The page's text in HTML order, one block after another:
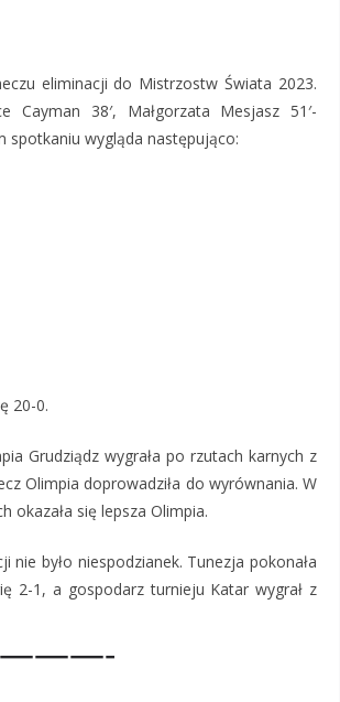
eliminacji do Mistrzostw Świata 2023.
Cayman 38′, Małgorzata Mesjasz 51′-
spotkaniu wygląda następująco:
20-0.
Grudziądz wygrała po rzutach karnych z
Olimpia doprowadziła do wyrównania. W
okazała się lepsza Olimpia.
nie było niespodzianek. Tunezja pokonała
2-1, a gospodarz turnieju Katar wygrał z